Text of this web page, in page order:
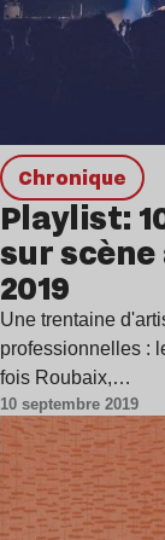
chronique
Playlist:
sur
2019
Une trentaine
professionnelles :
fois Roubaix,…
10 septembre 2019